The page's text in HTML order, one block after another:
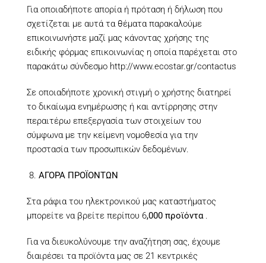
Για οποιαδήποτε απορία ή πρόταση ή δήλωση που
σχετίζεται με αυτά τα θέματα παρακαλούμε
επικοινωνήστε μαζί μας κάνοντας χρήσης της
ειδικής φόρμας επικοινωνίας η οποία παρέχεται στο
παρακάτω σύνδεσμο http://www.ecostar.gr/contactus
Σε οποιαδήποτε χρονική στιγμή ο χρήστης διατηρεί
το δικαίωμα ενημέρωσης ή και αντίρρησης στην
περαιτέρω επεξεργασία των στοιχείων του
σύμφωνα με την κείμενη νομοθεσία για την
προστασία των προσωπικών δεδομένων.
ΑΓΟΡΑ ΠΡΟΪΟΝΤΩΝ
Στα ράφια του ηλεκτρονικού μας καταστήματος
μπορείτε να βρείτε περίπου 6,000 προϊόντα .
Για να διευκολύνουμε την αναζήτηση σας, έχουμε
διαιρέσει τα προϊόντα μας σε 21 κεντρικές